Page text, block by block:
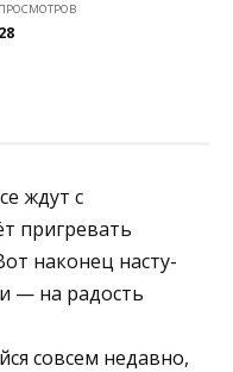
ПРОСМОТРОВ
28
ждут с
пригревать
наконец насту­
— на радость
совсем недавно,